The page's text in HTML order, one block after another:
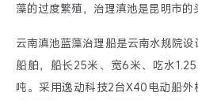
藻的过度繁殖，治理滇池是昆明市的
云南滇池蓝藻治理船是云南水规院
船舶，船长25米、宽6米、吃水
吨。采用逸动科技2台X40电动船外